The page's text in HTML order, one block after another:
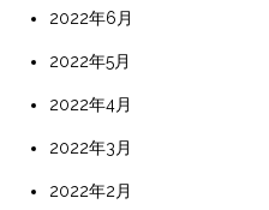
2022年6月
2022年5月
2022年4月
2022年3月
2022年2月